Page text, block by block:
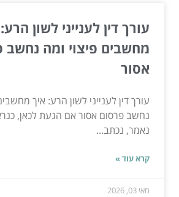
עורך דין לענייני לשון
מחשבים פיצוי ומה נחשב
אסור
עורך דין לענייני לשון הרע: איך
נחשב פרסום אסור אם הגעת לכאן,
נאמר, נכתב...
קרא עוד »
מאי 03, 2026